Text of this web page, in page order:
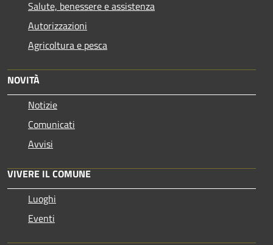
Salute, benessere e assistenza
Autorizzazioni
Agricoltura e pesca
NOVITÀ
Notizie
Comunicati
Avvisi
VIVERE IL COMUNE
Luoghi
Eventi